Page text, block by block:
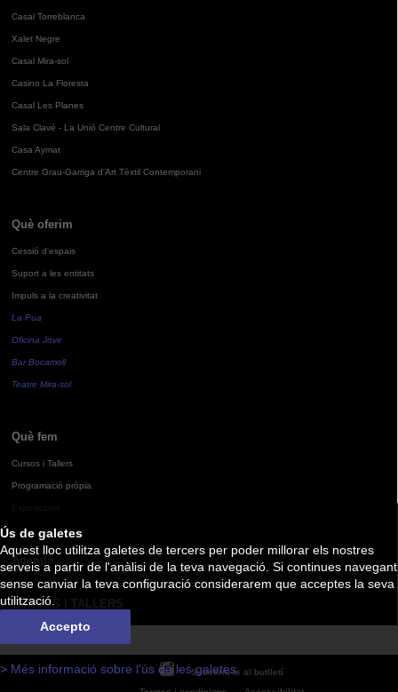
Ús de galetes
Aquest lloc utilitza galetes de tercers per poder millorar els nostres
serveis a partir de l'anàlisi de la teva navegació. Si continues navegant
sense canviar la teva configuració considerarem que acceptes la seva
utilització.
Accepto
> Més informació sobre l'ús de les galetes
Casal Torreblanca
Xalet Negre
Casal Mira-sol
Casino La Floresta
Casal Les Planes
Sala Clavé - La Unió Centre Cultural
Casa Aymat
Centre Grau-Garriga d'Art Tèxtil Contemporani
Què oferim
Cessió d'espais
Suport a les entitats
Impuls a la creativitat
La Pua
Oficina Jove
Bar Bocamoll
Teatre Mira-sol
Què fem
Cursos i Tallers
Programació pròpia
Agenda
CURSOS I TALLERS
Subscriu-te al butlletí